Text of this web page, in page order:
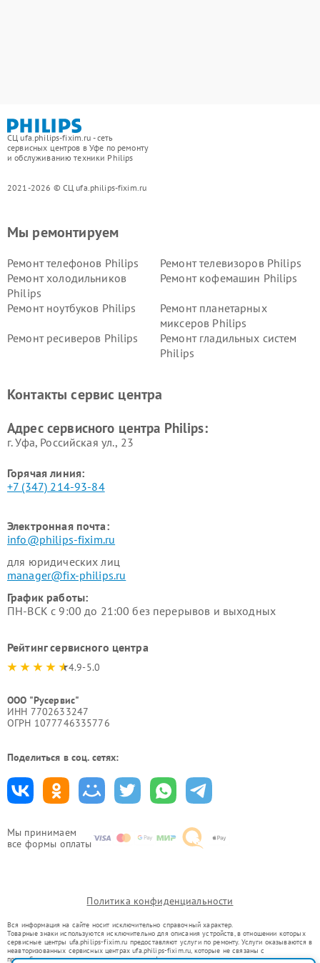
СЦ ufa.philips-fixim.ru - сеть
сервисных центров в Уфе по ремонту
и обслуживанию техники Philips
2021-2026 © СЦ ufa.philips-fixim.ru
Мы принимаем
все формы оплаты
Мы ремонтируем
Ремонт телефонов Philips
Ремонт телевизоров Philips
Ремонт холодильников
Philips
Ремонт кофемашин Philips
Ремонт ноутбуков Philips
Ремонт планетарных
миксеров Philips
Ремонт ресиверов Philips
Ремонт гладильных систем
Philips
Ремонт стиральных машин
Ремонт увлажнителей
Контакты сервис центра
Адрес сервисного центра Philips:
г. Уфа, Российская ул., 23
Горячая линия:
+7 (347) 214-93-84
Электронная почта:
info@philips-fixim.ru
для юридических лиц
manager@fix-philips.ru
График работы:
ПН-ВСК с 9:00 до 21:00 без перерывов и выходных
Рейтинг сервисного центра
4.9-5.0
ООО "Русервис"
ИНН 7702633247
ОГРН 1077746335776
Поделиться в соц. сетях:
Политика конфиденциальности
Вся информация на сайте носит исключительно справочный характер.
Товарные знаки используются исключительно для описания устройств, в отношении которых
сервисные центры ufa.philips-fixim.ru предоставляют услуги по ремонту. Услуги оказываются в
неавторизованных сервисных центрах ufa.philips-fixim.ru, которые не связаны с
правообладателями товарных знаков или их официальными представителями.